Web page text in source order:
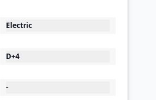
Electric
D+4
-